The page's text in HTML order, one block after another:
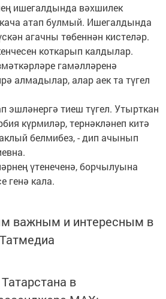
ишегалдында вәхшилек
атап булмый. Ишегалдында
агачны төбеннән кистеләр.
коткарып калдылар.
гамәлләренә
алмадылар, алар аек та түгел
эшләнергә тиеш түгел. Утырткан
күрмиләр, тернәкләнеп китә
белмибез, - дип ачынып
үтенеченә, борчылуына
генә кала.
важным и интересным в
Татмедиа
в